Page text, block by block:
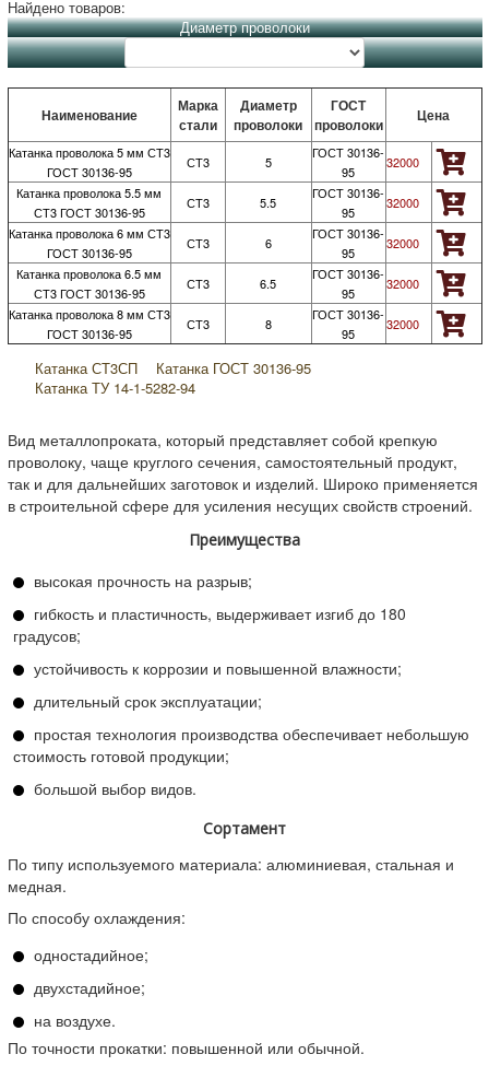
Найдено товаров:
Диаметр проволоки
Наименование
Марка
стали
Диаметр
проволоки
ГОСТ
проволоки
Цена
Катанка проволока 5 мм СТ3
ГОСТ 30136-95
СТ3 5
ГОСТ 30136-
95
32000
Катанка проволока 5.5 мм
СТ3 ГОСТ 30136-95
СТ3 5.5
ГОСТ 30136-
95
32000
Катанка проволока 6 мм СТ3
ГОСТ 30136-95
СТ3 6
ГОСТ 30136-
95
32000
Катанка проволока 6.5 мм
СТ3 ГОСТ 30136-95
СТ3 6.5
ГОСТ 30136-
95
32000
Катанка проволока 8 мм СТ3
ГОСТ 30136-95
СТ3 8
ГОСТ 30136-
95
32000
Катанка СТ3СП
Катанка ГОСТ 30136-95
Катанка ТУ 14-1-5282-94
Вид металлопроката, который представляет собой крепкую
проволоку, чаще круглого сечения, самостоятельный продукт,
так и для дальнейших заготовок и изделий. Широко применяется
в строительной сфере для усиления несущих свойств строений.
Преимущества
высокая прочность на разрыв;
гибкость и пластичность, выдерживает изгиб до 180
градусов;
устойчивость к коррозии и повышенной влажности;
длительный срок эксплуатации;
простая технология производства обеспечивает небольшую
стоимость готовой продукции;
большой выбор видов.
Сортамент
По типу используемого материала: алюминиевая, стальная и
медная.
По способу охлаждения:
одностадийное;
двухстадийное;
на воздухе.
По точности прокатки: повышенной или обычной.